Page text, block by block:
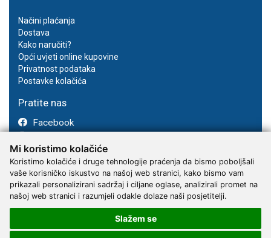
Mi koristimo kolačiće
Koristimo kolačiće i druge tehnologije praćenja da bismo poboljšali
vaše korisničko iskustvo na našoj web stranici, kako bismo vam
prikazali personalizirani sadržaj i ciljane oglase, analizirali promet na
našoj web stranici i razumjeli odakle dolaze naši posjetitelji.
Slažem se
Načini plaćanja
Dostava
Kako naručiti?
Opći uvjeti online kupovine
Privatnost podataka
Postavke kolačića
Pratite nas
Facebook
Youtube
2017 - 2026 © Kvantum-tim d.o.o.